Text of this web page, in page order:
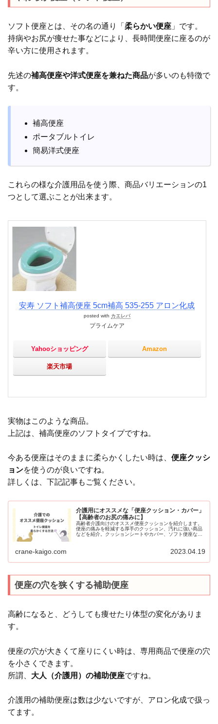
ソフト便座とは、その名の通り「 柔らかい便座 」です。
持病やお尻が痩せた事などにより、長時間便座に座るのが
辛い方に使用されます。
先述の補高便座や洋式便座を兼ねた商品が多いのも特徴で
す。
補高便座
ポータブルトイレ
簡易洋式便座
これらの様な介護用品を使う際、商品バリエーションの1
つとして選ぶことが出来ます。
安寿 ソフト補高便座 5cm補高 535-255 アロン化成
posted with カエレバ
プライムケア
Yahooショッピング Amazon
楽天市場
実物はこのような商品。
上記は、補高便座のソフトタイプですね。
今ある便座はそのままに柔らかくしたい時は、 便座クッシ
ョンを使うのが良いですね。
詳しくは、下記記事もご覧ください。
介護用にオススメな「便座クッション・カバー」
【高齢者のお尻の痛みに】
高齢者介護向けのオススメ便座クッションを紹介します。
便座の痛みを軽減する厚手のクッション、汚れに強い商品
などを紹介。クッションシートやカバー、ソフト便座など
crane-kaigo.com 2023.04.19
便座の穴を狭くする補助便座
高齢になると、どうしても痩せたり体型の変化がありま
す。
便座の穴が大きくて座りにくい時は、専用商品で便座の穴
を小さくできます。
所謂、 大人（介護用）の補助便座ですね。
介護用の補助便座は数は少ないですが、アロン化成で扱っ
てます。